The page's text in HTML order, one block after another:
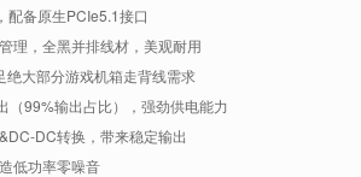
配备原生PCIe5.1接口
理，全黑并排线材，美观耐用
大部分游戏机箱走背线需求
（99%输出占比），强劲供电能力
DC转换，带来稳定输出
低功率零噪音